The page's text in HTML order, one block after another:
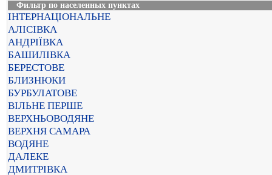
Фильтр по населенных пунктах
ІНТЕРНАЦІОНАЛЬНЕ
АЛІСІВКА
АНДРІЇВКА
БАШИЛІВКА
БЕРЕСТОВЕ
БЛИЗНЮКИ
БУРБУЛАТОВЕ
ВІЛЬНЕ ПЕРШЕ
ВЕРХНЬОВОДЯНЕ
ВЕРХНЯ САМАРА
ВОДЯНЕ
ДАЛЕКЕ
ДМИТРІВКА